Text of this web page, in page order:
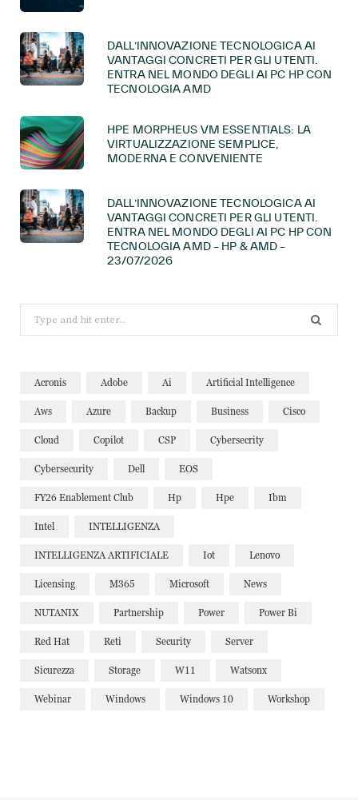
DALL’INNOVAZIONE TECNOLOGICA AI
VANTAGGI CONCRETI PER GLI UTENTI.
ENTRA NEL MONDO DEGLI AI PC HP CON
TECNOLOGIA AMD
HPE MORPHEUS VM ESSENTIALS: LA
VIRTUALIZZAZIONE SEMPLICE,
MODERNA E CONVENIENTE
DALL’INNOVAZIONE TECNOLOGICA AI
VANTAGGI CONCRETI PER GLI UTENTI.
ENTRA NEL MONDO DEGLI AI PC HP CON
TECNOLOGIA AMD – HP & AMD –
23/07/2026
for:
Acronis Adobe Ai Artificial Intelligence
Aws Azure Backup Business Cisco
Cloud Copilot CSP Cybersecrity
Cybersecurity Dell EOS
FY26 Enablement Club Hp Hpe Ibm
Intel INTELLIGENZA
INTELLIGENZA ARTIFICIALE Iot Lenovo
Licensing M365 Microsoft News
NUTANIX Partnership Power Power Bi
Red Hat Reti Security Server
Sicurezza Storage W11 Watsonx
Webinar Windows Windows 10 Workshop